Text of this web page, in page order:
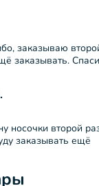
заказываю
заказывать.
носочки второй
заказывать ещё